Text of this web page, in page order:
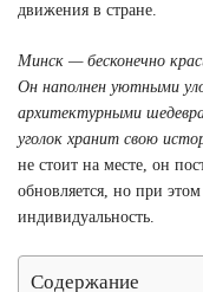
движения в стране.
Минск — бесконечно
Он наполнен уютными
архитектурными
уголок хранит свою
не стоит на месте, он
обновляется, но при
индивидуальность.
Содержание